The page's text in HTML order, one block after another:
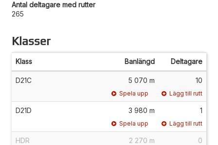
Antal deltagare med rutter
265
Klasser
Klass Banlängd Deltagare
D21C 5 070 m 10
Spela upp Lägg till rutt
D21D 3 980 m 1
Spela upp Lägg till rutt
HDR 2 270 m 0